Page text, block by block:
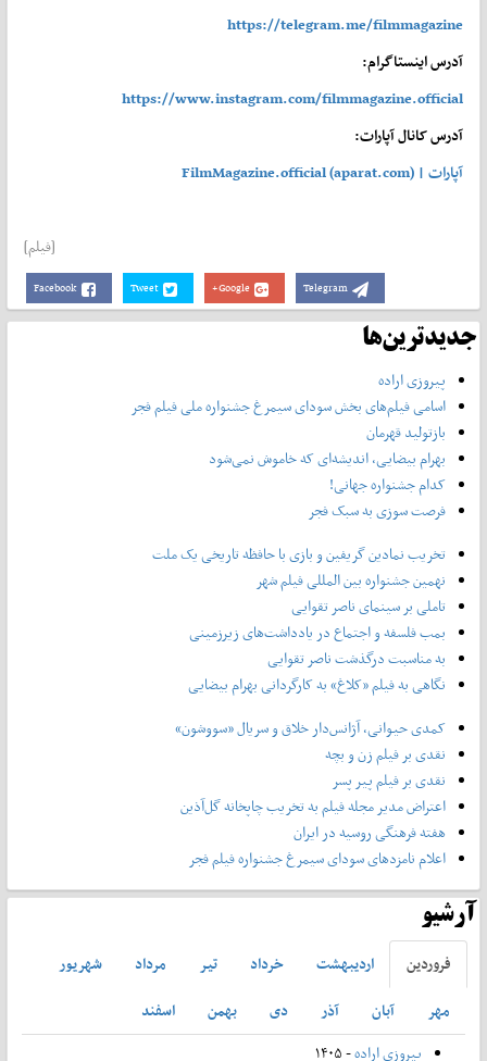
https://telegram.me/filmmagazine
آدرس اینستاگرام:
https://www.instagram.com/filmmagazine.official
آدرس کانال آپارات:
آپارات | FilmMagazine.official (aparat.com)
[فیلم]
Facebook Tweet Google+ Telegram
جدیدترین‌ها
پیروزی اراده
اسامی فیلم‌های بخش سودای سیمرغ جشنواره‌ ملی فیلم فجر
بازتولید قهرمان
بهرام بیضایی، اندیشه‌ای که خاموش نمی‌شود
کدام جشنواره جهانی!
فرصت سوزی به سبک فجر
تخریب نمادین گریفین و بازی با حافظه تاریخی یک ملت
نهمین جشنواره بین المللی فیلم شهر
تاملی بر سینمای ناصر تقوایی
بمب فلسفه و اجتماع در یادداشت‌های زیرزمینی
به مناسبت درگذشت ناصر تقوایی
نگاهی به فیلم «کلاغ» به کارگردانی بهرام بیضایی
کمدی حیوانی، آژانس‌دار خلاق و سریال «سووشون»
نقدی بر فیلم زن و بچه
نقدی بر فیلم پیر پسر
اعتراض مدیر مجله فیلم به تخریب چاپخانه گل‌آذین
هفته فرهنگی روسیه در ایران
اعلام نامزدهای سودای سیمرغ جشنواره فیلم فجر
آرشیو
فروردين ارديبهشت خرداد تير مرداد
شهريور
مهر
آبان آذر دی بهمن
اسفند
پیروزی اراده- ۱۴۰۵